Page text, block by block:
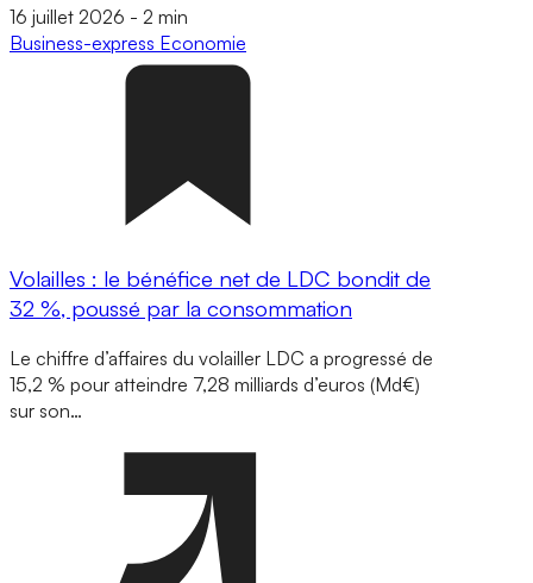
16 juillet 2026 - 2 min
Business-express Economie
Volailles : le bénéfice net de LDC bondit de
32 %, poussé par la consommation
Le chiffre d’affaires du volailler LDC a progressé de
15,2 % pour atteindre 7,28 milliards d’euros (Md€)
sur son…